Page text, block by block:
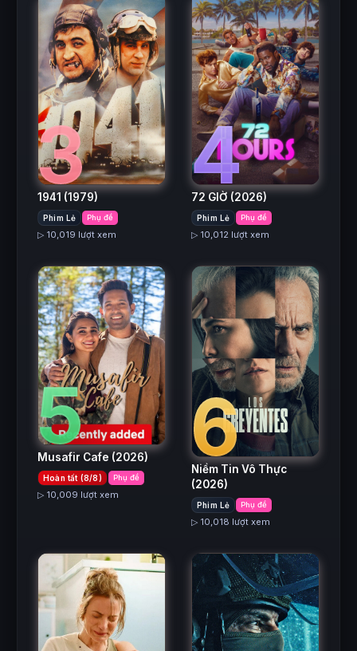
3
1941 (1979)
Phim Lẻ Phụ đề
▷ 10,019 lượt xem
4
72 GIỜ (2026)
Phim Lẻ Phụ đề
▷ 10,012 lượt xem
5
Musafir Cafe (2026)
Hoàn tất (8/8) Phụ đề
▷ 10,009 lượt xem
6
Niềm Tin Vô Thực
(2026)
Phim Lẻ Phụ đề
▷ 10,018 lượt xem